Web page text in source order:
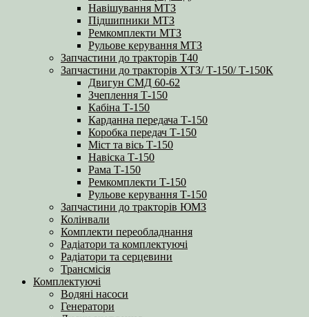
Навішування МТЗ
Підшипники МТЗ
Ремкомплекти МТЗ
Рульове керування МТЗ
Запчастини до тракторів Т40
Запчастини до тракторів ХТЗ/ Т-150/ Т-150К
Двигун СМД 60-62
Зчеплення Т-150
Кабіна Т-150
Карданна передача Т-150
Коробка передач Т-150
Міст та вісь Т-150
Навіска Т-150
Рама Т-150
Ремкомплекти Т-150
Рульове керування Т-150
Запчастини до тракторів ЮМЗ
Колінвали
Комплекти переобладнання
Радіатори та комплектуючі
Радіатори та серцевини
Трансмісія
Комплектуючі
Водяні насоси
Генератори